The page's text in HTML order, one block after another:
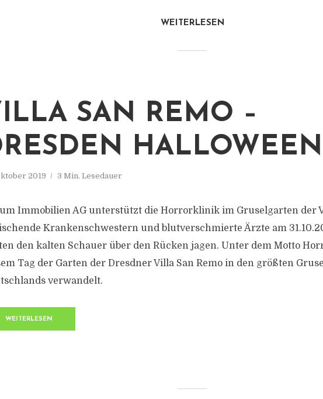
WEITERLESEN
SAN REMO –
2019 3 Min. Lesedauer
Immobilien AG unterstützt die Horrorklinik im Gruselgarten der
Krankenschwestern und blutverschmierte Ärzte am
den kalten Schauer über den Rücken jagen. Unter dem Motto
Tag der Garten der Dresdner Villa San Remo in den größten
verwandelt.
WEITERLESEN